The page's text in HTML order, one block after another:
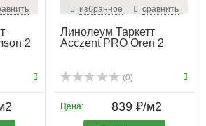
2
избранное сравнить
Линолеум Таркетт
Acczent PRO Oren 2
(0)
Цена: 839 ₽/м2